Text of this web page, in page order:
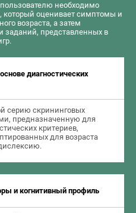
необходимо
который оценивает симптомы и
возраста, а затем
представленных в
диагностических
серию скрининговых
предназначенную для
критериев,
для возраста
и когнитивный профиль